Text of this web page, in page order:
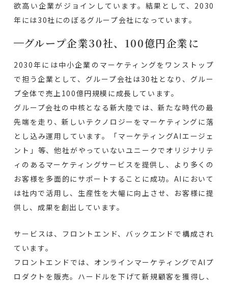
欲高い企業がジョインしています。結果として、2030
年には30社にのぼるグループ会社になっています。
グループ企業30社、100億円企業に
2030年には中小企業のマーケティングをワンストップ
で担う企業として、グループ会社は30社となり、グルー
プ全体で売上100億円規模に成長しています。
グループ会社の中核となる新大陸では、新たな時代の最
先端を走り、新しいテクノロジーをマーケティングに落
とし込み運用しています。「マーケティングAIエージェ
ント」等、他社がやっていないユニークでオリジナリテ
ィのあるマーケティングサービスを提供し、より多くの
お客様を多面的にサポートすることに成功。AIにおいて
は社内で活用し、生産性を大幅に向上させ、お客様に提
供し、成果を創出しています。
サービスは、フロントエンド、バックエンドで構成され
ています。
フロントエンドでは、オンラインマーケティングでAIプ
ロダクトを販売。ハードルを下げて新規顧客を獲得し、